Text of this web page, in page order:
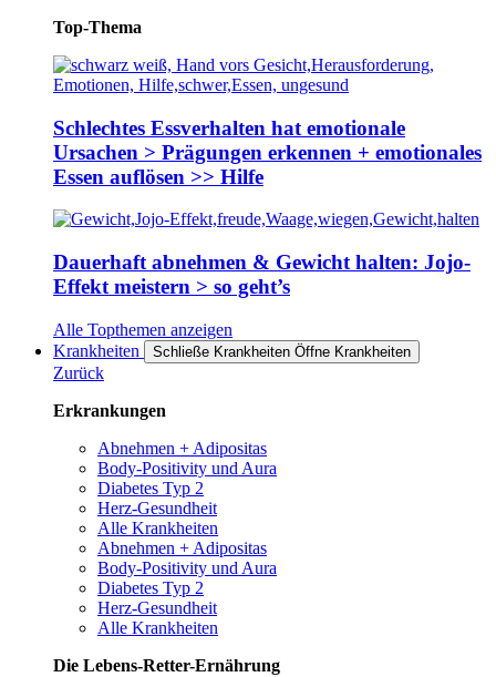
Top-Thema
Schlechtes Essverhalten hat emotionale
Ursachen > Prägungen erkennen + emotionales
Essen auflösen >> Hilfe
Dauerhaft abnehmen & Gewicht halten: Jojo-
Effekt meistern > so geht’s
Alle Topthemen anzeigen
Krankheiten
Schließe Krankheiten Öffne Krankheiten
Zurück
Erkrankungen
Abnehmen + Adipositas
Body-Positivity und Aura
Diabetes Typ 2
Herz-Gesundheit
Alle Krankheiten
Abnehmen + Adipositas
Body-Positivity und Aura
Diabetes Typ 2
Herz-Gesundheit
Alle Krankheiten
Die Lebens-Retter-Ernährung